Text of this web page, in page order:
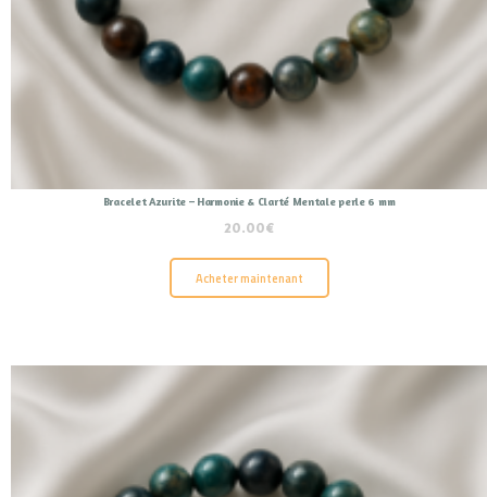
Bracelet Azurite – Harmonie & Clarté Mentale perle 6 mm
20.00€
Acheter maintenant